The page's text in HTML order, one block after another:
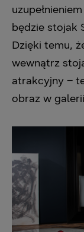
będzie stojak
Dzięki temu,
wewnątrz
atrakcyjny –
obraz w